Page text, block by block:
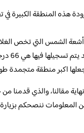
هذه المنطقة الكبيرة
الشمس التي تخص
فيها هي 66 درجة مئوية فقط .
اكبر منطقة متجمدة
مقالنا، والذي قدمنا من
المعلومات ننصحكم